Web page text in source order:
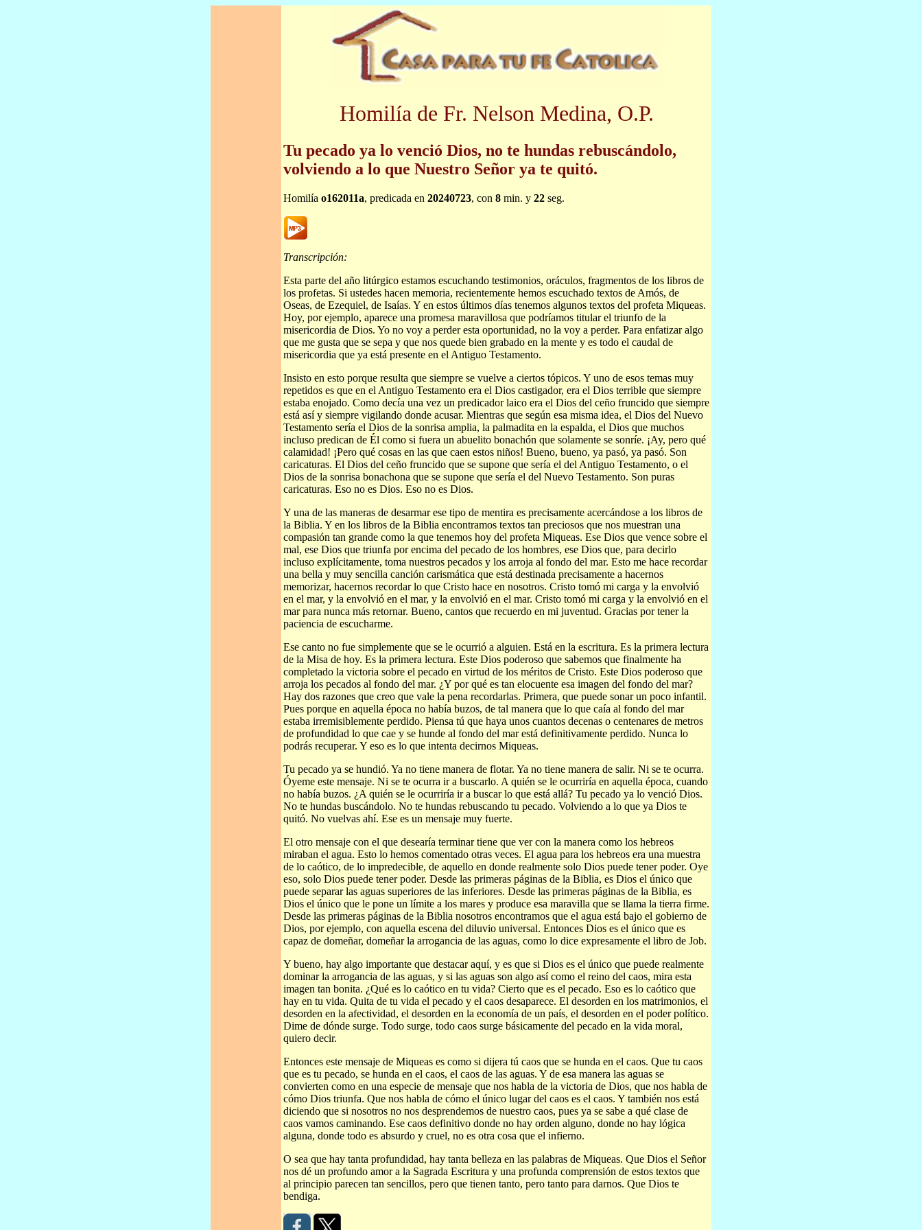
Homilía de Fr. Nelson Medina, O.P.
Tu pecado ya lo venció Dios, no te hundas rebuscándolo,
volviendo a lo que Nuestro Señor ya te quitó.
Homilía o162011a, predicada en 20240723, con 8 min. y 22 seg.
Transcripción:
Esta parte del año litúrgico estamos escuchando testimonios, oráculos, fragmentos de los libros de
los profetas. Si ustedes hacen memoria, recientemente hemos escuchado textos de Amós, de
Oseas, de Ezequiel, de Isaías. Y en estos últimos días tenemos algunos textos del profeta Miqueas.
Hoy, por ejemplo, aparece una promesa maravillosa que podríamos titular el triunfo de la
misericordia de Dios. Yo no voy a perder esta oportunidad, no la voy a perder. Para enfatizar algo
que me gusta que se sepa y que nos quede bien grabado en la mente y es todo el caudal de
misericordia que ya está presente en el Antiguo Testamento.
Insisto en esto porque resulta que siempre se vuelve a ciertos tópicos. Y uno de esos temas muy
repetidos es que en el Antiguo Testamento era el Dios castigador, era el Dios terrible que siempre
estaba enojado. Como decía una vez un predicador laico era el Dios del ceño fruncido que siempre
está así y siempre vigilando donde acusar. Mientras que según esa misma idea, el Dios del Nuevo
Testamento sería el Dios de la sonrisa amplia, la palmadita en la espalda, el Dios que muchos
incluso predican de Él como si fuera un abuelito bonachón que solamente se sonríe. ¡Ay, pero qué
calamidad! ¡Pero qué cosas en las que caen estos niños! Bueno, bueno, ya pasó, ya pasó. Son
caricaturas. El Dios del ceño fruncido que se supone que sería el del Antiguo Testamento, o el
Dios de la sonrisa bonachona que se supone que sería el del Nuevo Testamento. Son puras
caricaturas. Eso no es Dios. Eso no es Dios.
Y una de las maneras de desarmar ese tipo de mentira es precisamente acercándose a los libros de
la Biblia. Y en los libros de la Biblia encontramos textos tan preciosos que nos muestran una
compasión tan grande como la que tenemos hoy del profeta Miqueas. Ese Dios que vence sobre el
mal, ese Dios que triunfa por encima del pecado de los hombres, ese Dios que, para decirlo
incluso explícitamente, toma nuestros pecados y los arroja al fondo del mar. Esto me hace recordar
una bella y muy sencilla canción carismática que está destinada precisamente a hacernos
memorizar, hacernos recordar lo que Cristo hace en nosotros. Cristo tomó mi carga y la envolvió
en el mar, y la envolvió en el mar, y la envolvió en el mar. Cristo tomó mi carga y la envolvió en el
mar para nunca más retornar. Bueno, cantos que recuerdo en mi juventud. Gracias por tener la
paciencia de escucharme.
Ese canto no fue simplemente que se le ocurrió a alguien. Está en la escritura. Es la primera lectura
de la Misa de hoy. Es la primera lectura. Este Dios poderoso que sabemos que finalmente ha
completado la victoria sobre el pecado en virtud de los méritos de Cristo. Este Dios poderoso que
arroja los pecados al fondo del mar. ¿Y por qué es tan elocuente esa imagen del fondo del mar?
Hay dos razones que creo que vale la pena recordarlas. Primera, que puede sonar un poco infantil.
Pues porque en aquella época no había buzos, de tal manera que lo que caía al fondo del mar
estaba irremisiblemente perdido. Piensa tú que haya unos cuantos decenas o centenares de metros
de profundidad lo que cae y se hunde al fondo del mar está definitivamente perdido. Nunca lo
podrás recuperar. Y eso es lo que intenta decirnos Miqueas.
Tu pecado ya se hundió. Ya no tiene manera de flotar. Ya no tiene manera de salir. Ni se te ocurra.
Óyeme este mensaje. Ni se te ocurra ir a buscarlo. A quién se le ocurriría en aquella época, cuando
no había buzos. ¿A quién se le ocurriría ir a buscar lo que está allá? Tu pecado ya lo venció Dios.
No te hundas buscándolo. No te hundas rebuscando tu pecado. Volviendo a lo que ya Dios te
quitó. No vuelvas ahí. Ese es un mensaje muy fuerte.
El otro mensaje con el que desearía terminar tiene que ver con la manera como los hebreos
miraban el agua. Esto lo hemos comentado otras veces. El agua para los hebreos era una muestra
de lo caótico, de lo impredecible, de aquello en donde realmente solo Dios puede tener poder. Oye
eso, solo Dios puede tener poder. Desde las primeras páginas de la Biblia, es Dios el único que
puede separar las aguas superiores de las inferiores. Desde las primeras páginas de la Biblia, es
Dios el único que le pone un límite a los mares y produce esa maravilla que se llama la tierra firme.
Desde las primeras páginas de la Biblia nosotros encontramos que el agua está bajo el gobierno de
Dios, por ejemplo, con aquella escena del diluvio universal. Entonces Dios es el único que es
capaz de domeñar, domeñar la arrogancia de las aguas, como lo dice expresamente el libro de Job.
Y bueno, hay algo importante que destacar aquí, y es que si Dios es el único que puede realmente
dominar la arrogancia de las aguas, y si las aguas son algo así como el reino del caos, mira esta
imagen tan bonita. ¿Qué es lo caótico en tu vida? Cierto que es el pecado. Eso es lo caótico que
hay en tu vida. Quita de tu vida el pecado y el caos desaparece. El desorden en los matrimonios, el
desorden en la afectividad, el desorden en la economía de un país, el desorden en el poder político.
Dime de dónde surge. Todo surge, todo caos surge básicamente del pecado en la vida moral,
quiero decir.
Entonces este mensaje de Miqueas es como si dijera tú caos que se hunda en el caos. Que tu caos
que es tu pecado, se hunda en el caos, el caos de las aguas. Y de esa manera las aguas se
convierten como en una especie de mensaje que nos habla de la victoria de Dios, que nos habla de
cómo Dios triunfa. Que nos habla de cómo el único lugar del caos es el caos. Y también nos está
diciendo que si nosotros no nos desprendemos de nuestro caos, pues ya se sabe a qué clase de
caos vamos caminando. Ese caos definitivo donde no hay orden alguno, donde no hay lógica
alguna, donde todo es absurdo y cruel, no es otra cosa que el infierno.
O sea que hay tanta profundidad, hay tanta belleza en las palabras de Miqueas. Que Dios el Señor
nos dé un profundo amor a la Sagrada Escritura y una profunda comprensión de estos textos que
al principio parecen tan sencillos, pero que tienen tanto, pero tanto para darnos. Que Dios te
bendiga.